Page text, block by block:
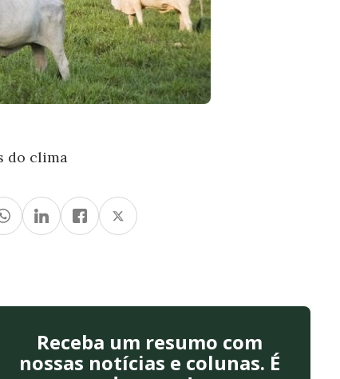
do clima
Receba um resumo com
nossas notícias e colunas. É